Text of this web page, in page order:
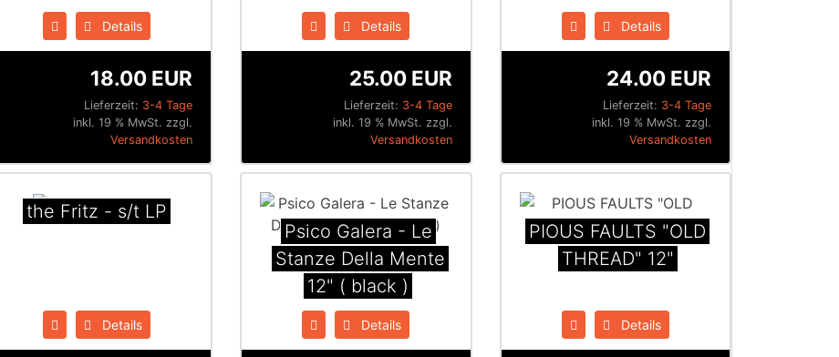
Details
Lieferzeit: 3-4 Tage
18.00 EUR
inkl. 19 % MwSt. zzgl.
Versandkosten
Details
Lieferzeit: 3-4 Tage
25.00 EUR
inkl. 19 % MwSt. zzgl.
Versandkosten
Details
Lieferzeit: 3-4 Tage
24.00 EUR
inkl. 19 % MwSt. zzgl.
Versandkosten
the Fritz - s/t LP
Details
Psico Galera - Le
Stanze Della Mente
12" ( black )
Details
PIOUS FAULTS "OLD
THREAD" 12"
Details